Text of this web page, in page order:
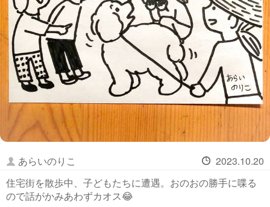
あらいのりこ
2023.10.20
住宅街を散歩中、子どもたちに遭遇。おのおの勝手に喋る
ので話がかみあわずカオス😂